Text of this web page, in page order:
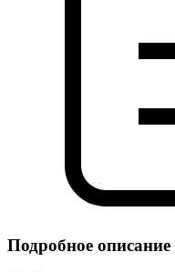
Подробное описание